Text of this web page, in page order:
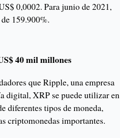
0,0002. Para junio de 2021,
159.900%.
40 mil millones
que Ripple, una empresa
digital, XRP se puede utilizar en
diferentes tipos de moneda,
criptomonedas importantes.